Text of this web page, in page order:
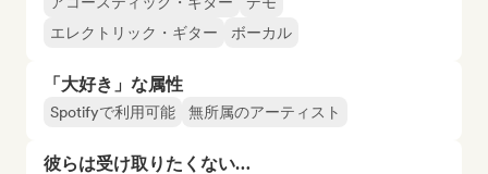
エレクトリック・ギター
ボーカル
「大好き」な属性
Spotifyで利用可能 無所属のアーティスト
彼らは受け取りたくない…